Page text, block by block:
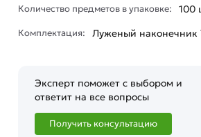
Количество предметов в упаковке: 100
Комплектация: Луженый
Эксперт поможет с выбором и
ответит на все вопросы
Получить консультацию